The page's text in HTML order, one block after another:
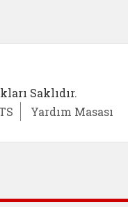
Saklıdır.
Yardım Masası